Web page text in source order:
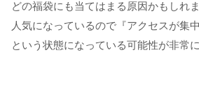
どの福袋にも当てはまる原因かもしれ
人気になっているので『アクセスが集
という状態になっている可能性が非常